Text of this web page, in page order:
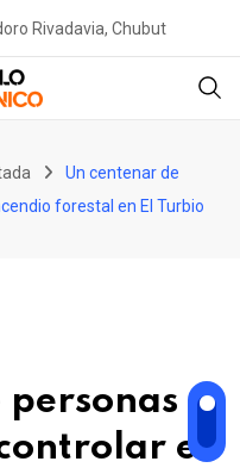
Rivadavia, Chubut
Un centenar de
forestal en El Turbio
personas
el